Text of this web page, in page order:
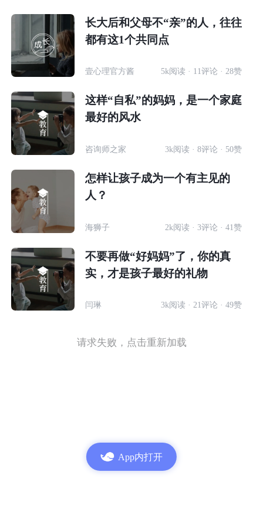
长大后和父母不“亲”的人，往往
都有这1个共同点
壹心理官方酱 5k阅读 · 11评论 · 28赞
这样“自私”的妈妈，是一个家庭
最好的风水
咨询师之家 3k阅读 · 8评论 · 50赞
怎样让孩子成为一个有主见的
人？
海狮子 2k阅读 · 3评论 · 41赞
不要再做“好妈妈”了，你的真
实，才是孩子最好的礼物
闫琳 3k阅读 · 21评论 · 49赞
请求失败，点击重新加载
App内打开